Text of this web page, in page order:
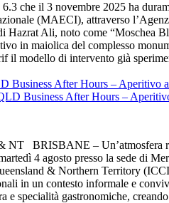
che il 3 novembre 2025 ha
(MAECI), attraverso
Hazrat Ali, noto come
in maiolica del complesso
il modello di intervento già
Business After Hours – Aperitivo
BRISBANE – Un’atmosfera
4 agosto presso la sede di
& Northern Territory
in un contesto informale e
specialità gastronomiche,